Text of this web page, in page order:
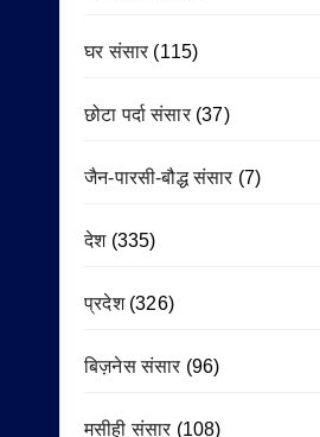
घर संसार (115)
छोटा पर्दा संसार(37)
जैन-पारसी-बौद्ध संसार (7)
देश(335)
प्रदेश(326)
बिज़नेस संसार (96)
मसीही संसार (108)